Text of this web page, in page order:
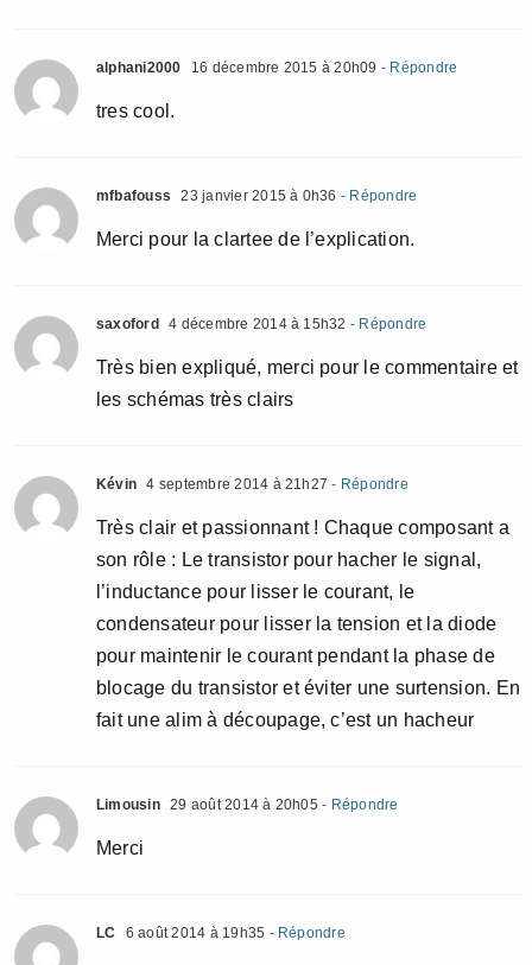
alphani2000 16 décembre 2015 à 20h09 - Répondre
tres cool.
mfbafouss 23 janvier 2015 à 0h36 - Répondre
Merci pour la clartee de l’explication.
saxoford 4 décembre 2014 à 15h32 - Répondre
Très bien expliqué, merci pour le commentaire et
les schémas très clairs
Kévin 4 septembre 2014 à 21h27 - Répondre
Très clair et passionnant ! Chaque composant a
son rôle : Le transistor pour hacher le signal,
l’inductance pour lisser le courant, le
condensateur pour lisser la tension et la diode
pour maintenir le courant pendant la phase de
blocage du transistor et éviter une surtension. En
fait une alim à découpage, c’est un hacheur
Limousin 29 août 2014 à 20h05 - Répondre
Merci
LC 6 août 2014 à 19h35 - Répondre